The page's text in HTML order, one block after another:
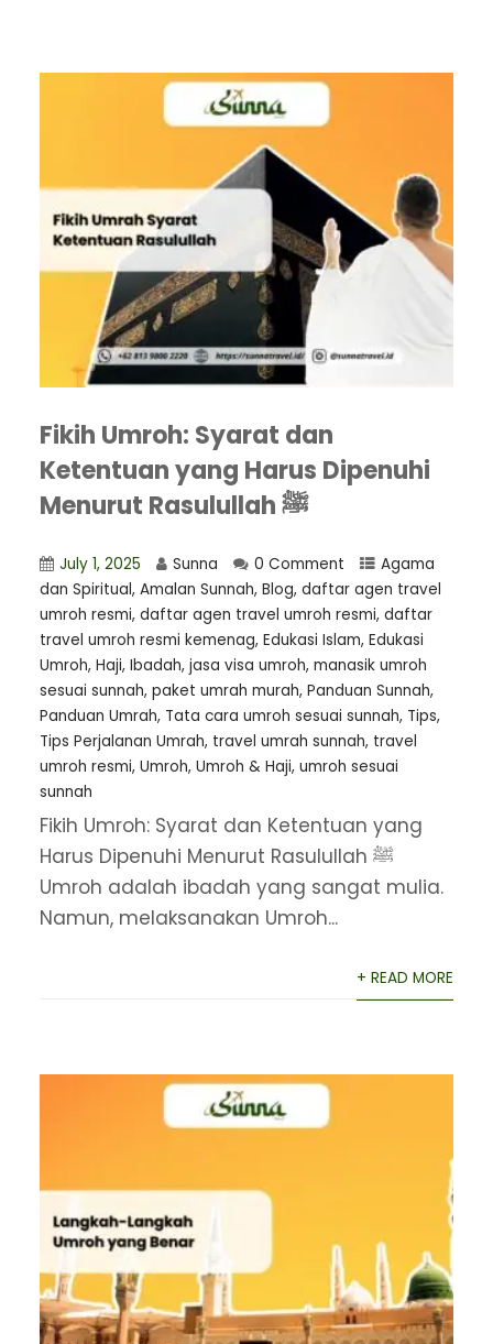
Fikih Umroh: Syarat dan
Ketentuan yang Harus Dipenuhi
Menurut Rasulullah ﷺ
July 1, 2025 Sunna 0 Comment
Agama
dan Spiritual, Amalan Sunnah, Blog, daftar agen travel
umroh resmi, ⁠daftar agen travel umroh resmi, daftar
travel umroh resmi kemenag, Edukasi Islam, Edukasi
Umroh, Haji, Ibadah, jasa visa umroh, manasik umroh
sesuai sunnah, paket umrah murah, Panduan Sunnah,
Panduan Umrah, Tata cara umroh sesuai sunnah, Tips,
Tips Perjalanan Umrah, travel umrah sunnah, travel
umroh resmi, Umroh, Umroh & Haji, umroh sesuai
sunnah
Fikih Umroh: Syarat dan Ketentuan yang
Harus Dipenuhi Menurut Rasulullah ﷺ
Umroh adalah ibadah yang sangat mulia.
Namun, melaksanakan Umroh...
+ READ MORE